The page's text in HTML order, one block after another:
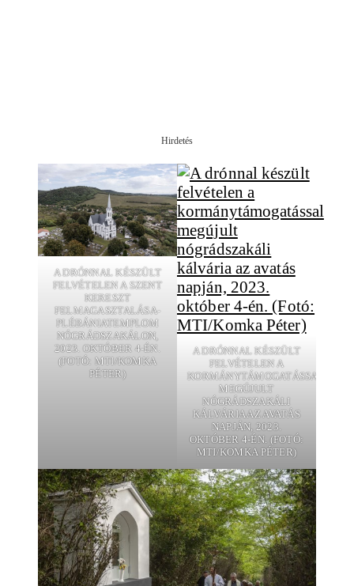
Hirdetés
A DRÓNNAL KÉSZÜLT
FELVÉTELEN A SZENT
KERESZT
FELMAGASZTALÁSA-
PLÉBÁNIATEMPLOM
NÓGRÁDSZAKÁLON,
2023. OKTÓBER 4-ÉN.
(FOTÓ: MTI/KOMKA
PÉTER)
A DRÓNNAL KÉSZÜLT
FELVÉTELEN A
KORMÁNYTÁMOGATÁSSAL
MEGÚJULT
NÓGRÁDSZAKÁLI
KÁLVÁRIA AZ AVATÁS
NAPJÁN, 2023.
OKTÓBER 4-ÉN. (FOTÓ:
MTI/KOMKA PÉTER)